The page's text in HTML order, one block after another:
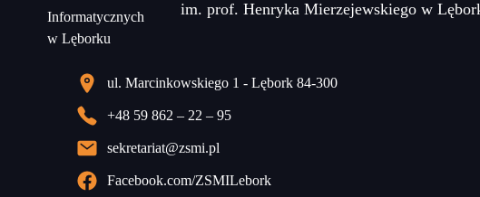
im. prof. Henryka Mierzejewskiego w
ul. Marcinkowskiego 1 - Lębork 84-300
+48 59 862 – 22 – 95
sekretariat@zsmi.pl
Facebook.com/ZSMILebork